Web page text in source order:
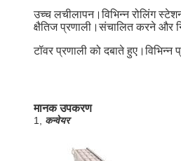
उच्च लचीलापन।विभिन्न रोलिंग
क्षैतिज प्रणाली।संचालित करने और
टॉवर प्रणाली को दबाते
मानक उपकरण
1, कन्वेयर